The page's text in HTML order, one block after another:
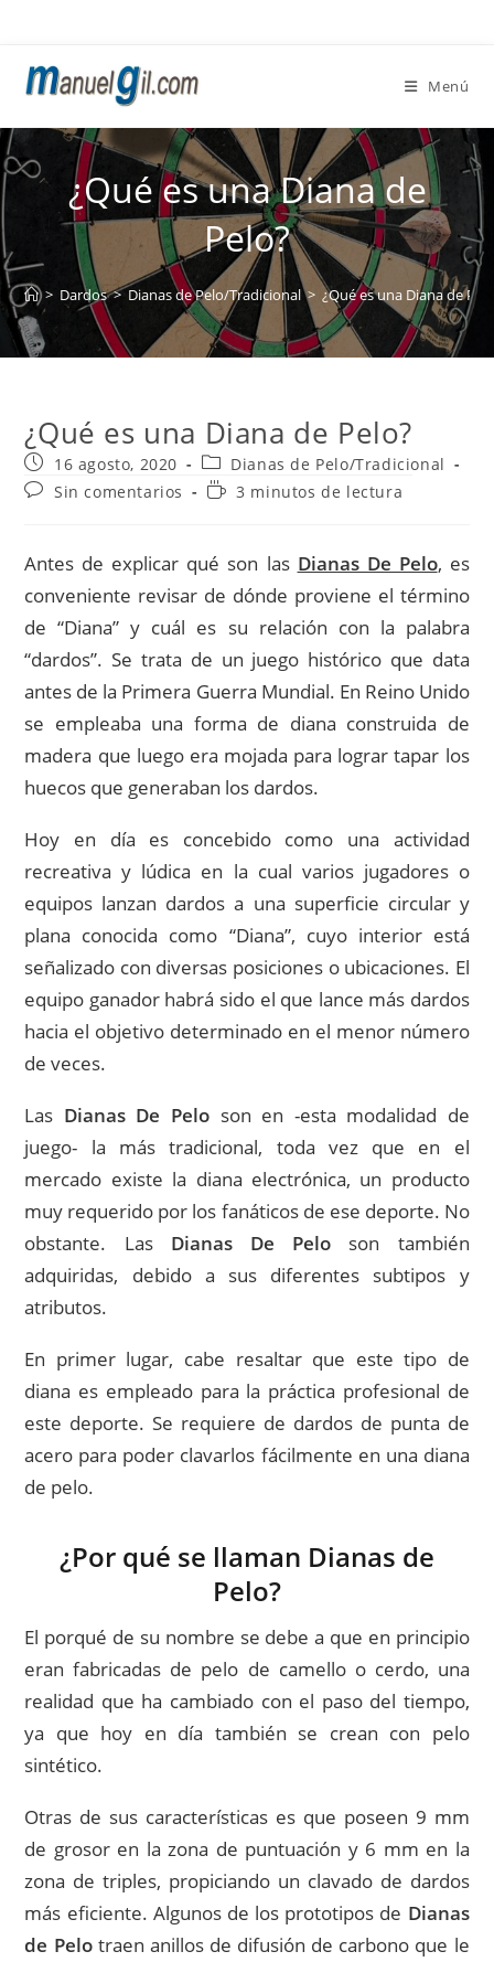
contenido
Menú
¿Qué es una Diana de
Pelo?
> Dardos > Dianas de Pelo/Tradicional > ¿Qué es una Diana de
¿Qué es una Diana de Pelo?
Publicación
de
la
16 agosto, 2020
Categoría
de
la
Dianas de Pelo/Tradicional
Comentarios
entrada:
Sin comentarios
Tiempo3 minutos de lectura
Antes de explicar qué son las Dianas De Pelo, es
conveniente revisar de dónde proviene el término
de “Diana” y cuál es su relación con la palabra
“dardos”. Se trata de un juego histórico que data
antes de la Primera Guerra Mundial. En Reino Unido
se empleaba una forma de diana construida de
madera que luego era mojada para lograr tapar los
huecos que generaban los dardos.
Hoy en día es concebido como una actividad
recreativa y lúdica en la cual varios jugadores o
equipos lanzan dardos a una superficie circular y
plana conocida como “Diana”, cuyo interior está
señalizado con diversas posiciones o ubicaciones. El
equipo ganador habrá sido el que lance más dardos
hacia el objetivo determinado en el menor número
de veces.
Las Dianas De Pelo son en -esta modalidad de
juego- la más tradicional, toda vez que en el
mercado existe la diana electrónica, un producto
muy requerido por los fanáticos de ese deporte. No
obstante. Las Dianas De Pelo son también
adquiridas, debido a sus diferentes subtipos y
atributos.
En primer lugar, cabe resaltar que este tipo de
diana es empleado para la práctica profesional de
este deporte. Se requiere de dardos de punta de
acero para poder clavarlos fácilmente en una diana
de pelo.
¿Por qué se llaman Dianas de
Pelo?
El porqué de su nombre se debe a que en principio
eran fabricadas de pelo de camello o cerdo, una
realidad que ha cambiado con el paso del tiempo,
ya que hoy en día también se crean con pelo
sintético.
Otras de sus características es que poseen 9 mm
de grosor en la zona de puntuación y 6 mm en la
zona de triples, propiciando un clavado de dardos
más eficiente. Algunos de los prototipos de Dianas
de Pelo traen anillos de difusión de carbono que le